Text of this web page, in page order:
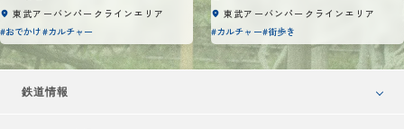
東武アーバンパークラインエリア
#おでかけ#カルチャー
東武アーバンパークラインエリア
#カルチャー#街歩き
鉄道情報